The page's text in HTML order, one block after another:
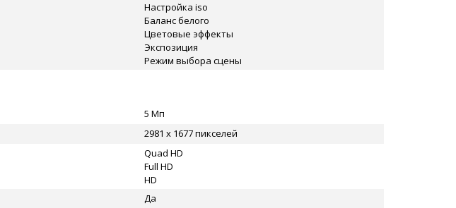
Настройка iso
Баланс белого
Цветовые эффекты
Экспозиция
Режим выбора сцены
5 Мп
2981 x 1677 пикселей
Quad HD
Full HD
HD
Да